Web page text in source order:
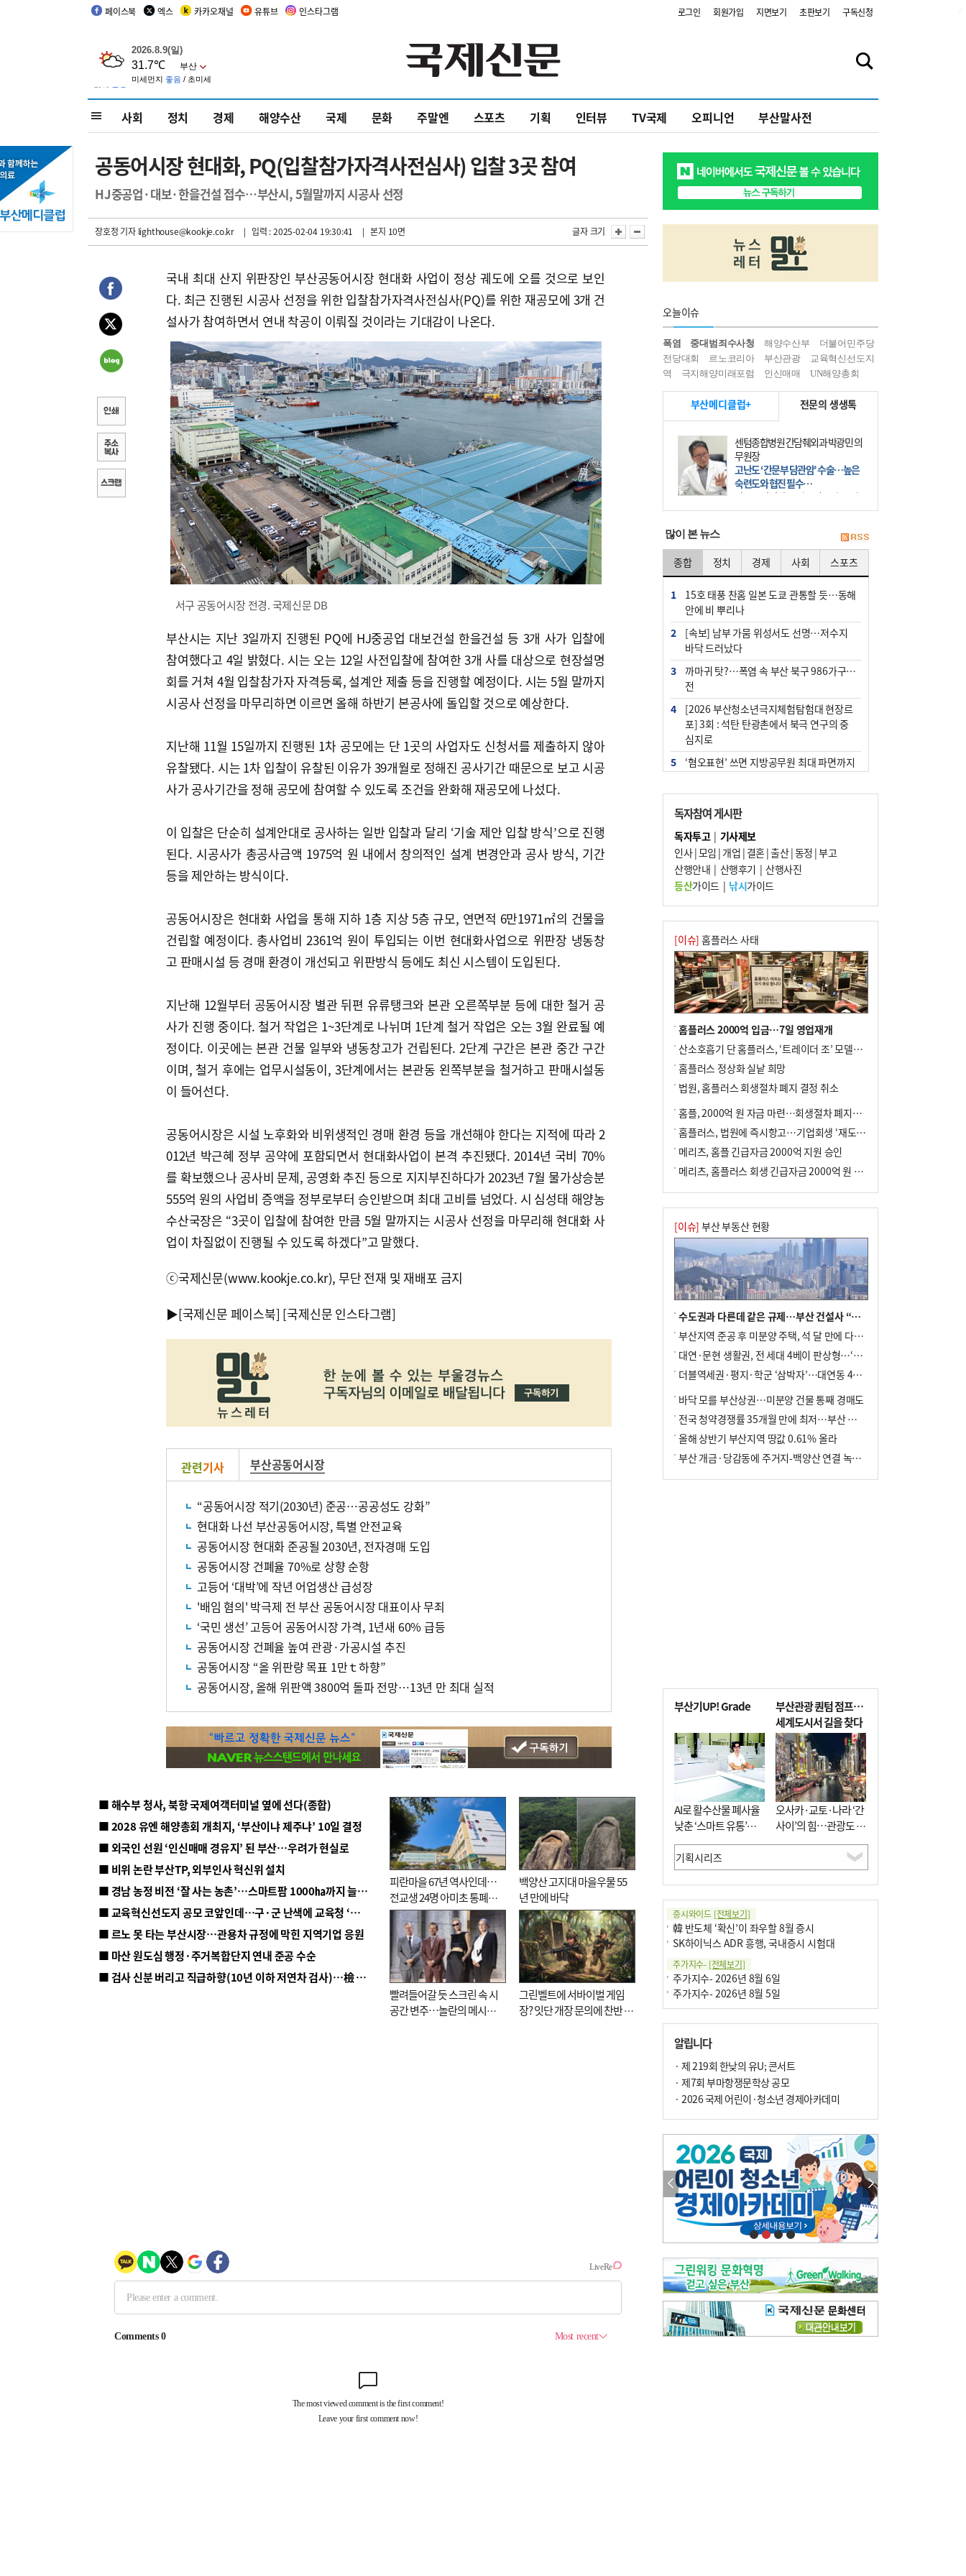
페이스북 엑스 카카오채널 유튜브 인스타그램 로그인 회원가입 지면보기 초판보기 구독신청
사회 정치 경제 해양수산 국제 문화 주말엔 스포츠 기획 인터뷰 TV국제 오피니언 부산말사전
공동어시장 현대화, PQ(입찰참가자격사전심사) 입찰 3곳 참여
HJ중공업·대보·한을건설 접수…부산시, 5월말까지 시공사 선정
장호정 기자lighthouse@kookje.co.kr | 입력 : 2025-02-04 19:30:41 | 본지 10면 글자 크기
국내 최대 산지 위판장인 부산공동어시장 현대화 사업이 정상 궤도에 오를 것으로 보인
다. 최근 진행된 시공사 선정을 위한 입찰참가자격사전심사(PQ)를 위한 재공모에 3개 건
설사가 참여하면서 연내 착공이 이뤄질 것이라는 기대감이 나온다.
서구 공동어시장 전경. 국제신문 DB
부산시는 지난 3일까지 진행된 PQ에 HJ중공업 대보건설 한을건설 등 3개 사가 입찰에
참여했다고 4일 밝혔다. 시는 오는 12일 사전입찰에 참여한 3개 사를 대상으로 현장설명
회를 거쳐 4월 입찰참가자 자격등록, 설계안 제출 등을 진행할 예정이다. 시는 5월 말까지
시공사 선정을 마무리하면 이르면 올해 하반기 본공사에 돌입할 것으로 예상한다.
지난해 11월 15일까지 진행된 1차 공모에는 단 1곳의 사업자도 신청서를 제출하지 않아
유찰됐다. 시는 1차 입찰이 유찰된 이유가 39개월로 정해진 공사기간 때문으로 보고 시공
사가 공사기간을 정해 공모에 참여할 수 있도록 조건을 완화해 재공모에 나섰다.
이 입찰은 단순히 설계안대로 공사하는 일반 입찰과 달리 ‘기술 제안 입찰 방식’으로 진행
된다. 시공사가 총공사금액 1975억 원 내에서 창의적인 설계 변경안과 공사 방식, 기간
등을 제안하는 방식이다.
공동어시장은 현대화 사업을 통해 지하 1층 지상 5층 규모, 연면적 6만1971㎡의 건물을
건립할 예정이다. 총사업비 2361억 원이 투입되는 이번 현대화사업으로 위판장 냉동창
고 판매시설 등 경매 환경이 개선되고 위판방식 등에도 최신 시스템이 도입된다.
지난해 12월부터 공동어시장 별관 뒤편 유류탱크와 본관 오른쪽부분 등에 대한 철거 공
사가 진행 중이다. 철거 작업은 1~3단계로 나뉘며 1단계 철거 작업은 오는 3월 완료될 예
정이다. 이곳에는 본관 건물 일부와 냉동창고가 건립된다. 2단계 구간은 본관 중간 구간
이며, 철거 후에는 업무시설동이, 3단계에서는 본관동 왼쪽부분을 철거하고 판매시설동
이 들어선다.
공동어시장은 시설 노후화와 비위생적인 경매 환경 등을 개선해야 한다는 지적에 따라 2
012년 박근혜 정부 공약에 포함되면서 현대화사업이 본격 추진됐다. 2014년 국비 70%
를 확보했으나 공사비 문제, 공영화 추진 등으로 지지부진하다가 2023년 7월 물가상승분
555억 원의 사업비 증액을 정부로부터 승인받으며 최대 고비를 넘었다. 시 심성태 해양농
수산국장은 “3곳이 입찰에 참여한 만큼 5월 말까지는 시공사 선정을 마무리해 현대화 사
업이 차질없이 진행될 수 있도록 하겠다”고 말했다.
ⓒ국제신문(www.kookje.co.kr), 무단 전재 및 재배포 금지
▶[국제신문 페이스북] [국제신문 인스타그램]
관련기사 부산공동어시장
“공동어시장 적기(2030년) 준공…공공성도 강화”
현대화 나선 부산공동어시장, 특별 안전교육
공동어시장 현대화 준공될 2030년, 전자경매 도입
공동어시장 건폐율 70%로 상향 순항
고등어 ‘대박’에 작년 어업생산 급성장
'배임 혐의' 박극제 전 부산 공동어시장 대표이사 무죄
‘국민 생선’ 고등어 공동어시장 가격, 1년새 60% 급등
공동어시장 건폐율 높여 관광·가공시설 추진
공동어시장 “올 위판량 목표 1만ｔ하향”
공동어시장, 올해 위판액 3800억 돌파 전망…13년 만 최대 실적
■ 해수부 청사, 북항 국제여객터미널 옆에 선다(종합)
■ 2028 유엔 해양총회 개최지, ‘부산이냐 제주냐’ 10일 결정
■ 외국인 선원 ‘인신매매 경유지’ 된 부산…우려가 현실로
■ 비위 논란 부산TP, 외부인사 혁신위 설치
■ 경남 농정 비전 ‘잘 사는 농촌’…스마트팜 1000㏊까지 늘린다
■ 교육혁신선도지 공모 코앞인데…구·군 난색에 교육청 ‘쩔쩔’
■ 르노 못 타는 부산시장…관용차 규정에 막힌 지역기업 응원
■ 마산 원도심 행정·주거복합단지 연내 준공 수순
■ 검사 신분 버리고 직급하향(10년 이하 저연차 검사)…檢 중수청행 기피
피란마을 67년 역사인데…
전교생 24명 아미초 통폐합
기로
백양산 고지대 마을우물 55
년 만에 바닥
빨려들어갈 듯 스크린 속 시
공간 변주…놀란의 메시지
그린벨트에 서바이벌 게임
장? 잇단 개장 문의에 찬반 논
오늘이슈
폭염 중대범죄수사청 해양수산부
더불어민주당
전당대회
르노코리아 부산관광
교육혁신선도지
역
극지해양미래포럼 인신매매 UN해양총회
부산메디클럽+ 전문의 생생톡
센텀종합병원 간담췌외과 박광민 의
무원장
고난도 ‘간문부 담관암’ 수술…높은
숙련도와 협진 필수
간문부 담관암(클라츠킨 종양)은 좌
우 간에서 나오는, 담관(담즙 배출 경
部)’에 생기는 악성 종양이다. 간동맥
문맥 림프절 담
많이 본 뉴스
종합 정치 경제 사회 스포츠
1
15호 태풍 찬홈 일본 도쿄 관통할 듯…동해
안에 비 뿌리나
2
[속보] 남부 가뭄 위성서도 선명…저수지
바닥 드러났다
3
까마귀 탓?…폭염 속 부산 북구 986가구 정
전
4
[2026 부산청소년극지체험탐험대 현장르
포] 3회 : 석탄 탄광촌에서 북극 연구의 중
심지로
5
‘혐오표현’ 쓰면 지방공무원 최대 파면까지
48개 시군 가뭄
7
이임생, 홍명보 선임 독단적 결정 아냐…면
담 메모 제출
8
부산·울산·경남 폭염 속 소나기·비…무더
위는 지속
10 홈플 사태에 2분기 대형마트 판매 9.4%
↓…백화점은 14.8%↑
독자참여 게시판
독자투고| 기사제보
인사|모임 | 개업 | 결혼|출산|동정 |부고
산행안내 | 산행후기 | 산행사진
등산가이드| 낚시가이드
[이슈] 홈플러스 사태
홈플러스 2000억 입금…7일 영업재개
산소호흡기 단 홈플러스, ‘트레이더 조’ 모델로 살아날까
홈플러스 정상화 실낱 희망
법원, 홈플러스 회생절차 폐지 결정 취소
홈플, 2000억 원 자금 마련…회생절차 폐지에 즉시항고(종합)
홈플러스, 법원에 즉시항고…기업회생 ‘재도전’
메리츠, 홈플 긴급자금 2000억 지원 승인
메리츠, 홈플러스 회생 긴급자금 2000억 원 지원 승인
[이슈] 부산 부동산 현황
수도권과 다른데 같은 규제…부산 건설사 “쓰러지기 직전”
부산지역 준공 후 미분양 주택, 석 달 만에 다시 3000가구 넘어서
대연·문현 생활권, 전 세대 4베이 판상형…‘더샵 트리센트’ 내달 분양
더블역세권·평지·학군 ‘삼박자’…대연동 42층 브랜드 단지
바닥 모를 부산상권…미분양 건물 통째 경매도
전국 청약경쟁률 35개월 만에 최저…부산 미분양 ‘적체’ 심화
올해 상반기 부산지역 땅값 0.61% 올라
부산 개금·당감동에 주거지-백양산 연결 녹지 조성
부산기UP! Grade
AI로 활수산물 폐사율
낮춘 ‘스마트 유통’…
사막·산악지대 수출
도전
부산관광 퀀텀 점프…
세계도시서 길을 찾다
오사카·교토·나라 ‘간
사이’의 힘…관광도 뭉
쳐야 흥한다
증시와이드 [전체보기]
韓 반도체 ‘확신’이 좌우할 8월 증시
SK하이닉스 ADR 흥행, 국내증시 시험대
주가지수- [전체보기]
주가지수- 2026년 8월 6일
주가지수- 2026년 8월 5일
알립니다
· 제 219회 한낮의 유U; 콘서트
· 제7회 부마항쟁문학상 공모
· 2026 국제 어린이·청소년 경제아카데미